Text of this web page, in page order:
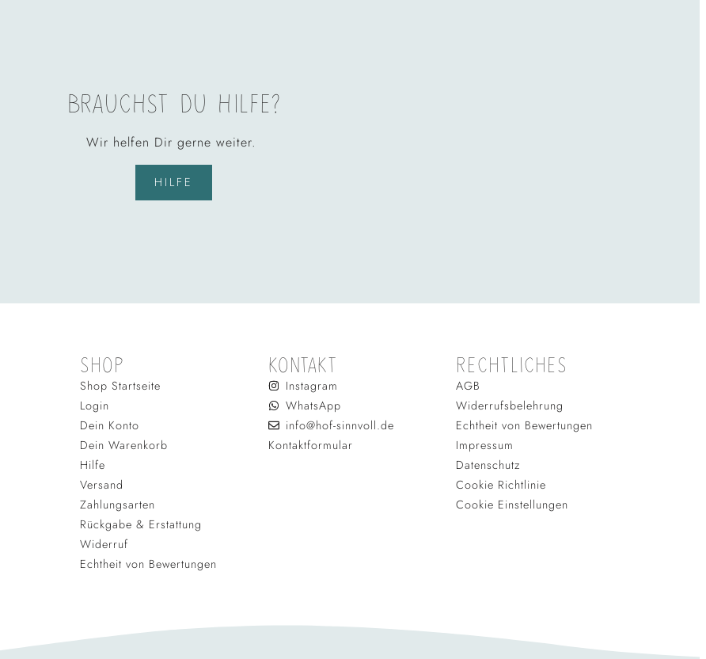
BRAUCHST DU HILFE?
Wir helfen Dir gerne weiter.
HILFE
SHOP
Shop Startseite
Login
Dein Konto
Dein Warenkorb
Hilfe
Versand
Zahlungsarten
Rückgabe & Erstattung
Widerruf
Echtheit von Bewertungen
KONTAKT
Instagram
WhatsApp
info@hof-sinnvoll.de
Kontaktformular
RECHTLICHES
AGB
Widerrufsbelehrung
Echtheit von Bewertungen
Impressum
Datenschutz
Cookie Richtlinie
Cookie Einstellungen